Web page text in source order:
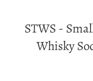
STWS -
Whisky